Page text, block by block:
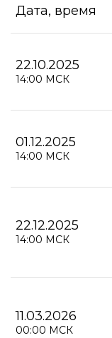
Дата, время
22.10.2025
14:00 МСК
01.12.2025
14:00 МСК
22.12.2025
14:00 МСК
11.03.2026
00:00 МСК